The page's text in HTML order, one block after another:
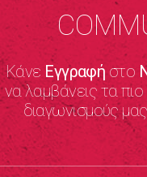
Κάνε Εγγραφήστο
να λαμβάνεις τα
διαγωνισμούς